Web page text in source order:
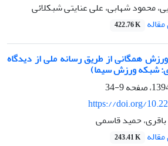
محمود شهابی، علی عنایتی شبکلائی
422.76 K
همگانی از طریق رسانه ملی از دیدگاه
شبکه ورزش سیما)
9-34
https://doi.org/
حمید قاسمی
243.41 K